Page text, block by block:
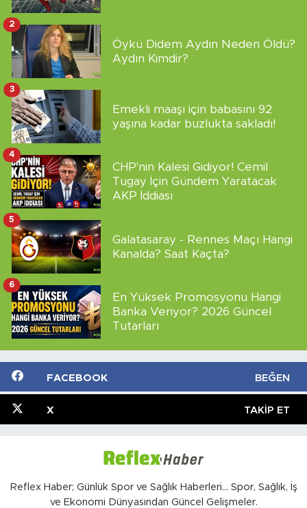
Öykü Didem Aydın Neden Öldü?
Aydın Kimdir?
2
Emekli maaşı için babasını 92
yaşına kadar buzlukta sakladı!
3
CHP'nin Kalesi Gidiyor! Cemil
Tugay İçin Gündem Yaratacak
AKP İddiası
4
Galatasaray - Rennes Maçı Hangi
Kanalda? Saat Kaçta?
5
En Yüksek Promosyonu Hangi
Banka Veriyor? 2026 Güncel
Tutarları
6
FACEBOOK BEĞEN
X TAKIP ET
Reflex Haber; Günlük Spor ve Sağlık Haberleri... Spor, Sağlık, İş
ve Ekonomi Dünyasından Güncel Gelişmeler.